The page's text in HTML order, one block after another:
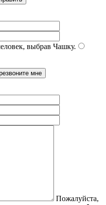
выбрав Чашку.
Пожалуйста,